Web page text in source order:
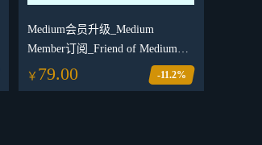
Medium会员升级_Medium
Member订阅_Friend of Medium会
员订阅
￥ 79.00 -11.2%